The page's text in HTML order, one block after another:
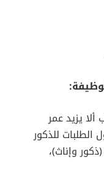
يزيد عمر
قبول الطلبات للذكور
وإناث)،